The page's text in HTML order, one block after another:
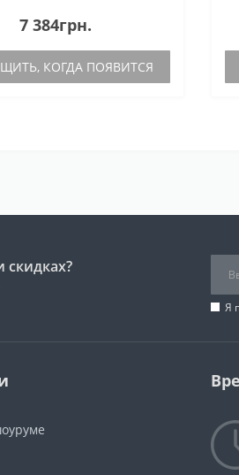
M.O.L.L.E., транспортируе..
7 384грн.
КОГДА ПОЯВИТСЯ
скидках?
Я